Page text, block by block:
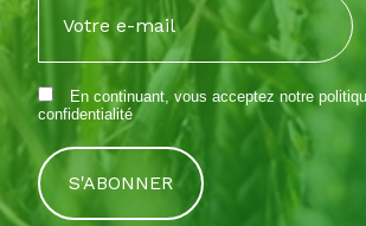
En continuant, vous acceptez notre
confidentialité